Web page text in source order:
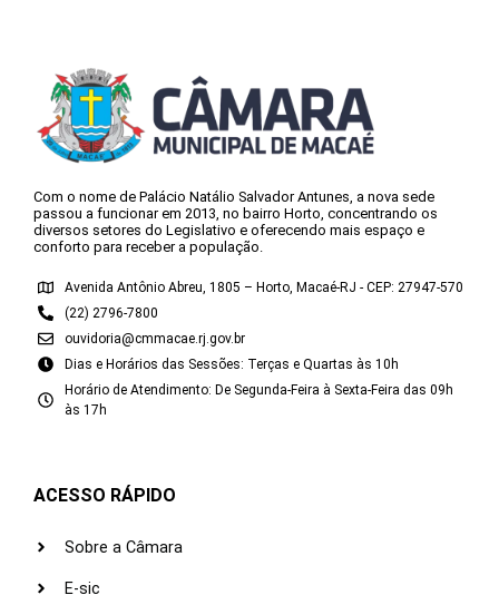
Com o nome de Palácio Natálio Salvador Antunes, a nova sede
passou a funcionar em 2013, no bairro Horto, concentrando os
diversos setores do Legislativo e oferecendo mais espaço e
conforto para receber a população.
Avenida Antônio Abreu, 1805 – Horto, Macaé-RJ - CEP: 27947-570
(22) 2796-7800
ouvidoria@cmmacae.rj.gov.br
Dias e Horários das Sessões: Terças e Quartas às 10h
Horário de Atendimento: De Segunda-Feira à Sexta-Feira das 09h
às 17h
ACESSO RÁPIDO
Sobre a Câmara
E-sic